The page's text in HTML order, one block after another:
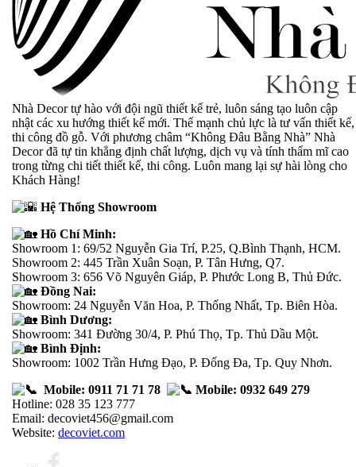
Nhà Decor tự hào với đội ngũ thiết kế trẻ, luôn sáng tạo luôn cập
nhật các xu hướng thiết kế mới. Thế mạnh chủ lực là tư vấn thiết kế,
thi công đồ gỗ. Với phương châm “Không Đâu Bằng Nhà” Nhà
Decor đã tự tin khẳng định chất lượng, dịch vụ và tính thẩm mĩ cao
trong từng chi tiết thiết kế, thi công. Luôn mang lại sự hài lòng cho
Khách Hàng!
Hệ Thống Showroom
Hồ Chí Minh:
Showroom 1: 69/52 Nguyễn Gia Trí, P.25, Q.Bình Thạnh, HCM.
Showroom 2: 445 Trần Xuân Soạn, P. Tân Hưng, Q7.
Showroom 3: 656 Võ Nguyên Giáp, P. Phước Long B, Thủ Đức.
Đồng Nai:
Showroom: 24 Nguyễn Văn Hoa, P. Thống Nhất, Tp. Biên Hòa.
Bình Dương:
Showroom: 341 Đường 30/4, P. Phú Thọ, Tp. Thủ Dầu Một.
Bình Định:
Showroom: 1002 Trần Hưng Đạo, P. Đống Đa, Tp. Quy Nhơn.
Mobile: 0911 71 71 78
Mobile: 0932 649 279
Hotline: 028 35 123 777
Email: decoviet456@gmail.com
Website: decoviet.com